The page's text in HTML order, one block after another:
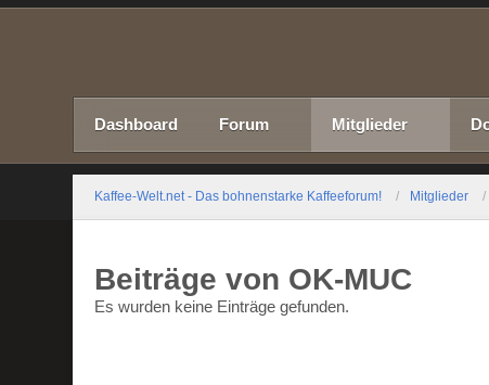
Dashboard Forum Mitglieder
Kaffee-Welt.net - Das bohnenstarke Kaffeeforum! Mitglieder
Beiträge von OK-MUC
Es wurden keine Einträge gefunden.